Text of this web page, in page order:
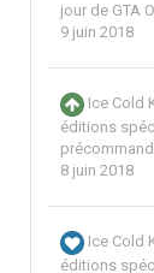
jour de GTA
9 juin 2018
Ice Cold
éditions
8 juin 2018
Ice Cold
éditions